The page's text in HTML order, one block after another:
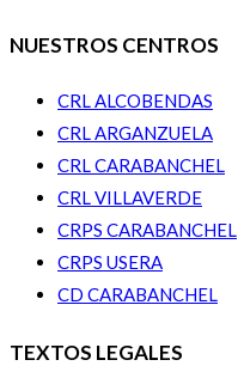
NUESTROS CENTROS
CRL ALCOBENDAS
CRL ARGANZUELA
CRL CARABANCHEL
CRL VILLAVERDE
CRPS CARABANCHEL
CRPS USERA
CD CARABANCHEL
TEXTOS LEGALES